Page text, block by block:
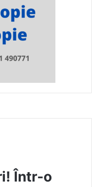
Într-o